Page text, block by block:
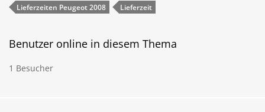
Lieferzeiten Peugeot 2008
Lieferzeit
Benutzer online in diesem Thema
1 Besucher